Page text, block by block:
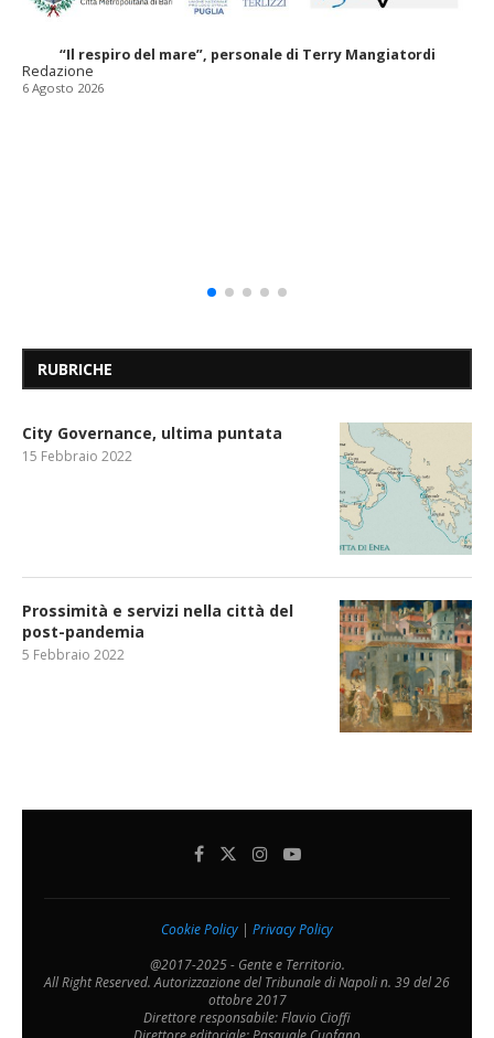
“Il respiro del mare”, personale di Terry Mangiatordi
Redazione
6 Agosto 2026
RUBRICHE
City Governance, ultima puntata
15 Febbraio 2022
Prossimità e servizi nella città del
post-pandemia
5 Febbraio 2022
Cookie Policy | Privacy Policy
@2017-2025 - Gente e Territorio.
All Right Reserved. Autorizzazione del Tribunale di Napoli n. 39 del 26
ottobre 2017
Direttore responsabile: Flavio Cioffi